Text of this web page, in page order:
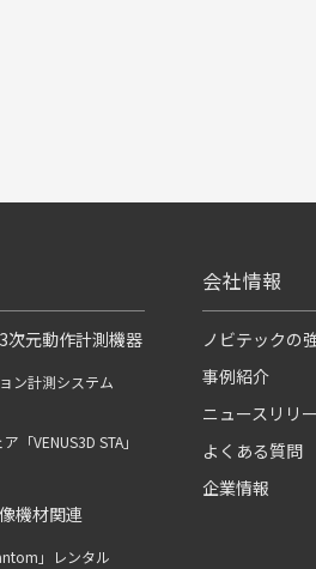
次元動作計測機器
ン計測システム
「VENUS3D STA」
機材関連
」レンタル
会社情報
ノビテックの
事例紹介
ニュースリリ
よくある質問
企業情報